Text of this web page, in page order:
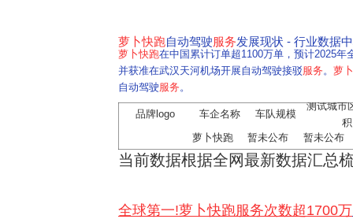
萝卜快跑自动驾驶服务发展现状 - 行业数据
萝卜快跑在中国累计订单超1100万单，预计2025
并获准在武汉天河机场开展自动驾驶接驳服务。 萝
自动驾驶服务。
品牌logo 车企名称 车队规模
测试城市
积
萝卜快跑
暂未公布 暂未公布
当前数据根据全网最新数据汇总
全球第一!萝卜快跑服务次数超1700万